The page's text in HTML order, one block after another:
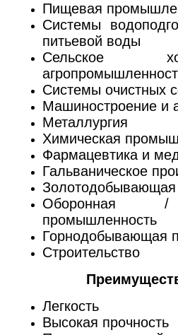
Пищевая
Системы
питьевой воды
Сельское
Системы очистных
Машиностроение и
Металлургия
Химическая
Фармацевтика и
Гальваническое
Оборонная /
промышленность
Горнодобывающая
Строительство
Легкость
Высокая прочность